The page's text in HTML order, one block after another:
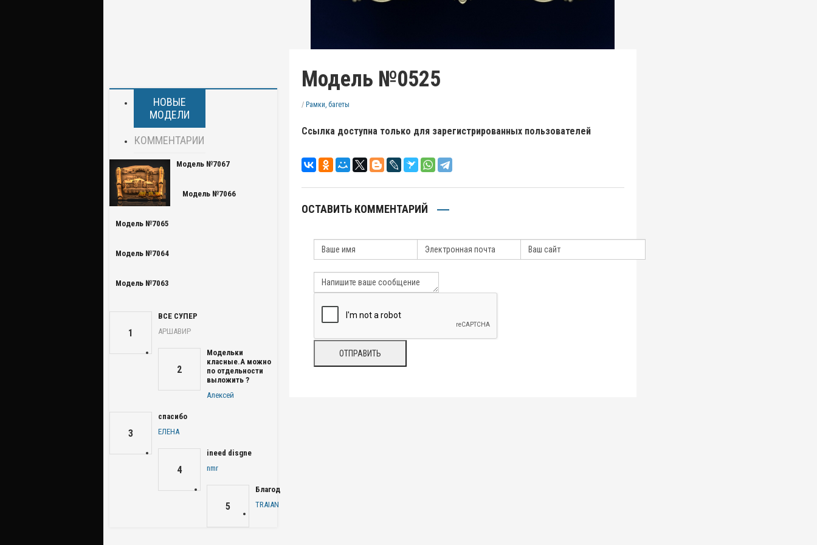
НОВЫЕ
МОДЕЛИ
КОММЕНТАРИИ
Модель №7067
Модель №7066
Модель №7065
Модель №7064
Модель №7063
1
ВСЕ СУПЕР
АРШАВИР
2
Модельки
класные.А можно
по отдельности
выложить ?
Алексей
3
спасибо
ЕЛЕНА
4
ineed disgne
nmr
5
Благодаря
TRAIAN
Модель №0525
/ Рамки, багеты
Ссылка доступна только для зарегистрированных пользователей
ОСТАВИТЬ КОММЕНТАРИЙ